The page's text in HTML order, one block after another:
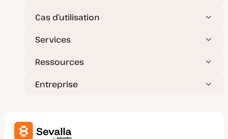
Cas d’utilisation
Services
Ressources
Entreprise